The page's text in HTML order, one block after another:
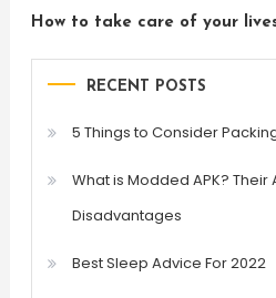
How to take care of your
RECENT POSTS
5 Things to Consider
What is Modded APK?
Disadvantages
Best Sleep Advice For 2022